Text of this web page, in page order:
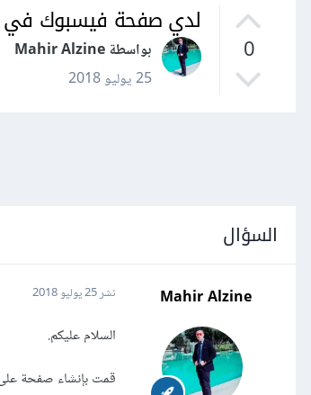
0
لدي صفحة فيسبوك في
بواسطة Mahir Alzine
25 يوليو 2018
السؤال
Mahir Alzine نشر25 يوليو 2018
السلام عليكم.
قمت بإنشاء صفحة